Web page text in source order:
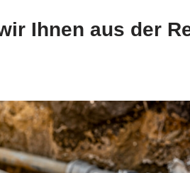
Ihnen aus der